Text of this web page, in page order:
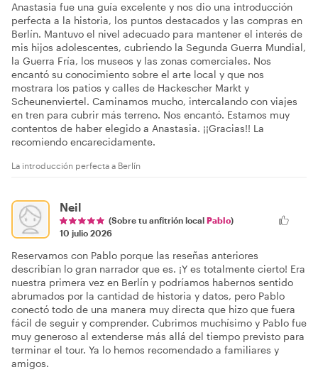
Anastasia fue una guía excelente y nos dio una introducción
perfecta a la historia, los puntos destacados y las compras en
Berlín. Mantuvo el nivel adecuado para mantener el interés de
mis hijos adolescentes, cubriendo la Segunda Guerra Mundial,
la Guerra Fría, los museos y las zonas comerciales. Nos
encantó su conocimiento sobre el arte local y que nos
mostrara los patios y calles de Hackescher Markt y
Scheunenviertel. Caminamos mucho, intercalando con viajes
en tren para cubrir más terreno. Nos encantó. Estamos muy
contentos de haber elegido a Anastasia. ¡¡Gracias!! La
recomiendo encarecidamente.
La introducción perfecta a Berlín
Neil
(Sobre tu anfitrión local Pablo)
10 julio 2026
Reservamos con Pablo porque las reseñas anteriores
describían lo gran narrador que es. ¡Y es totalmente cierto! Era
nuestra primera vez en Berlín y podríamos habernos sentido
abrumados por la cantidad de historia y datos, pero Pablo
conectó todo de una manera muy directa que hizo que fuera
fácil de seguir y comprender. Cubrimos muchísimo y Pablo fue
muy generoso al extenderse más allá del tiempo previsto para
terminar el tour. Ya lo hemos recomendado a familiares y
amigos.